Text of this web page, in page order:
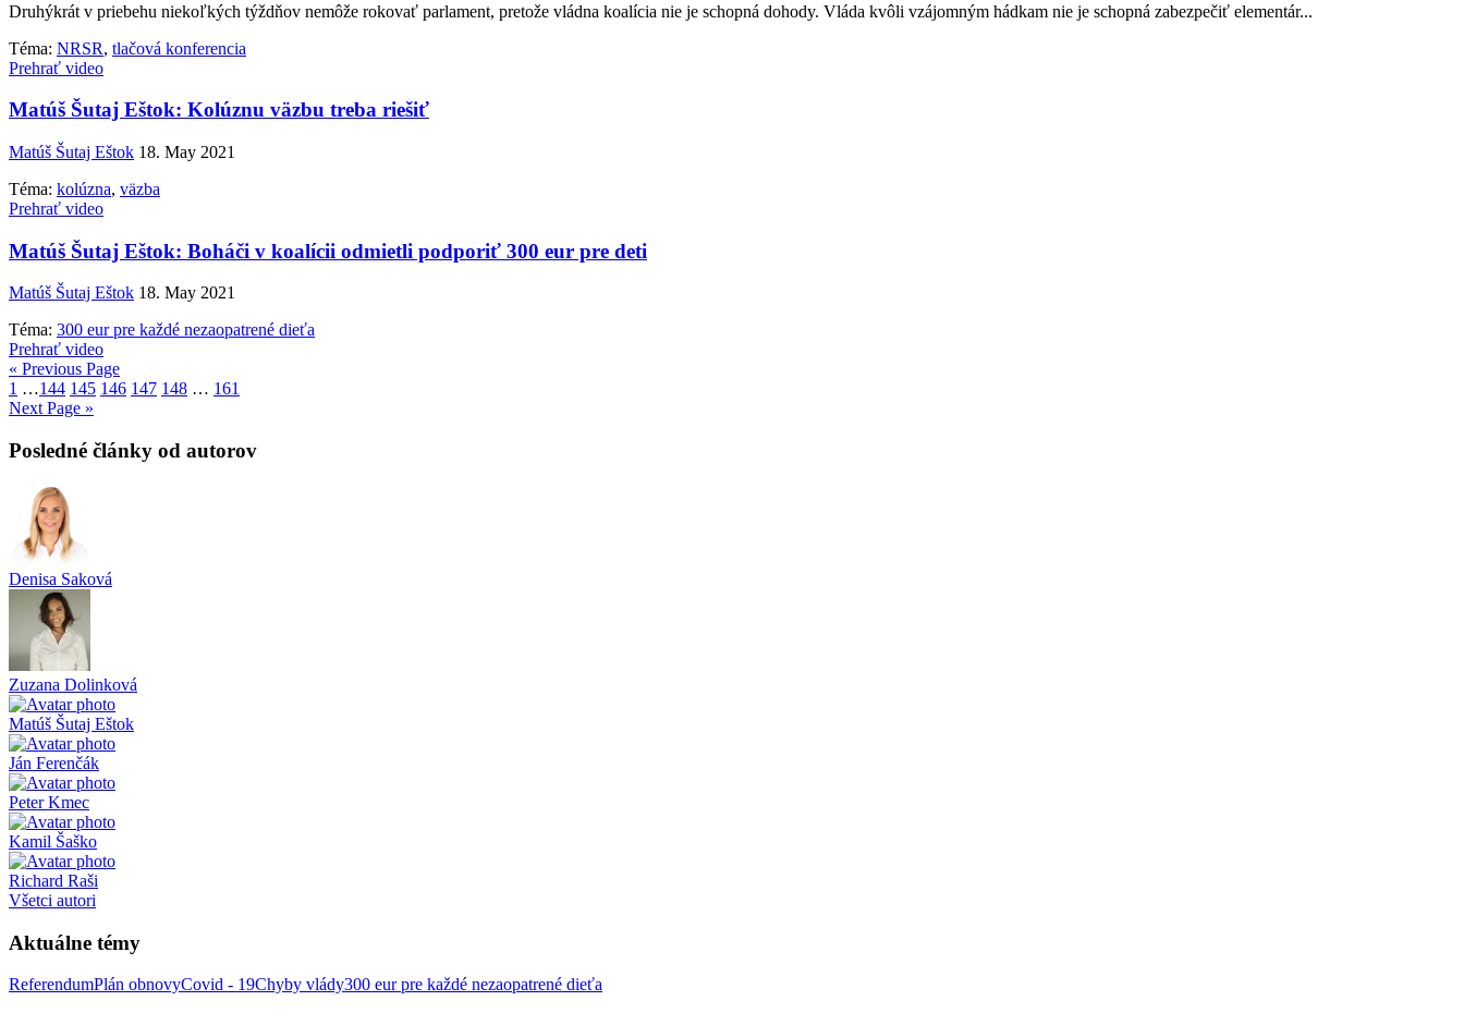
Druhýkrát v priebehu niekoľkých týždňov nemôže rokovať parlament, pretože vládna koalícia nie je schopná dohody. Vláda kvôli vzájomným hádkam nie je schopná zabezpečiť elementár...
Téma: NRSR, tlačová konferencia
Prehrať video
Matúš Šutaj Eštok: Kolúznu väzbu treba riešiť
Matúš Šutaj Eštok 18. May 2021
Téma: kolúzna, väzba
Prehrať video
Matúš Šutaj Eštok: Boháči v koalícii odmietli podporiť 300 eur pre deti
Matúš Šutaj Eštok 18. May 2021
Téma: 300 eur pre každé nezaopatrené dieťa
Prehrať video
« Previous Page
1 …144 145 146 147 148 … 161
Next Page »
Posledné články od autorov
Denisa Saková
Zuzana Dolinková
Matúš Šutaj Eštok
Ján Ferenčák
Peter Kmec
Kamil Šaško
Richard Raši
Všetci autori
Aktuálne témy
ReferendumPlán obnovyCovid - 19Chyby vlády300 eur pre každé nezaopatrené dieťa